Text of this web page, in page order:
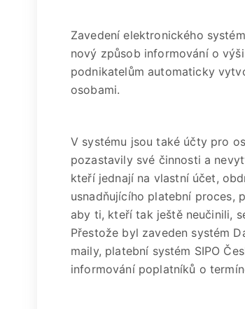
Zavedení elektronického
nový způsob informování o
podnikatelům automaticky
osobami.
V systému jsou také účty pro
pozastavily své činnosti a
kteří jednají na vlastní účet,
usnadňujícího platební proces,
aby ti, kteří tak ještě neučinili,
Přestože byl zaveden systém
maily, platební systém SIPO
informování poplatníků o